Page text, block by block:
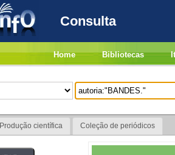
Consulta
Home Bibliotecas
Produção científica Coleção de periódicos